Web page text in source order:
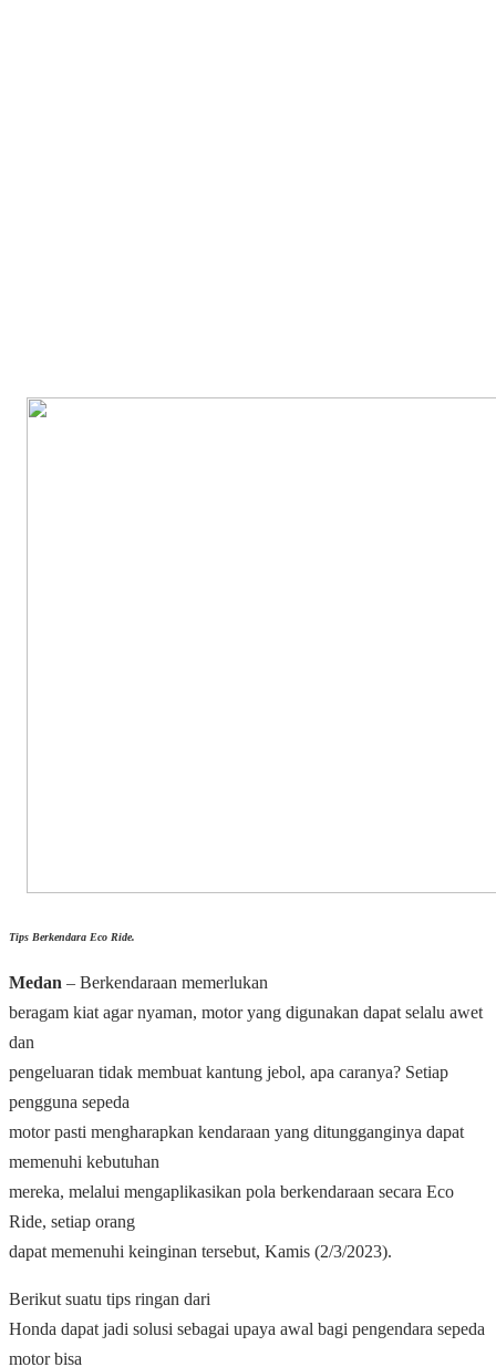
Tips Berkendara Eco Ride.
Medan – Berkendaraan memerlukan
beragam kiat agar nyaman, motor yang digunakan dapat selalu awet
dan
pengeluaran tidak membuat kantung jebol, apa caranya? Setiap
pengguna sepeda
motor pasti mengharapkan kendaraan yang ditungganginya dapat
memenuhi kebutuhan
mereka, melalui mengaplikasikan pola berkendaraan secara Eco
Ride, setiap orang
dapat memenuhi keinginan tersebut, Kamis (2/3/2023).
Berikut suatu tips ringan dari
Honda dapat jadi solusi sebagai upaya awal bagi pengendara sepeda
motor bisa